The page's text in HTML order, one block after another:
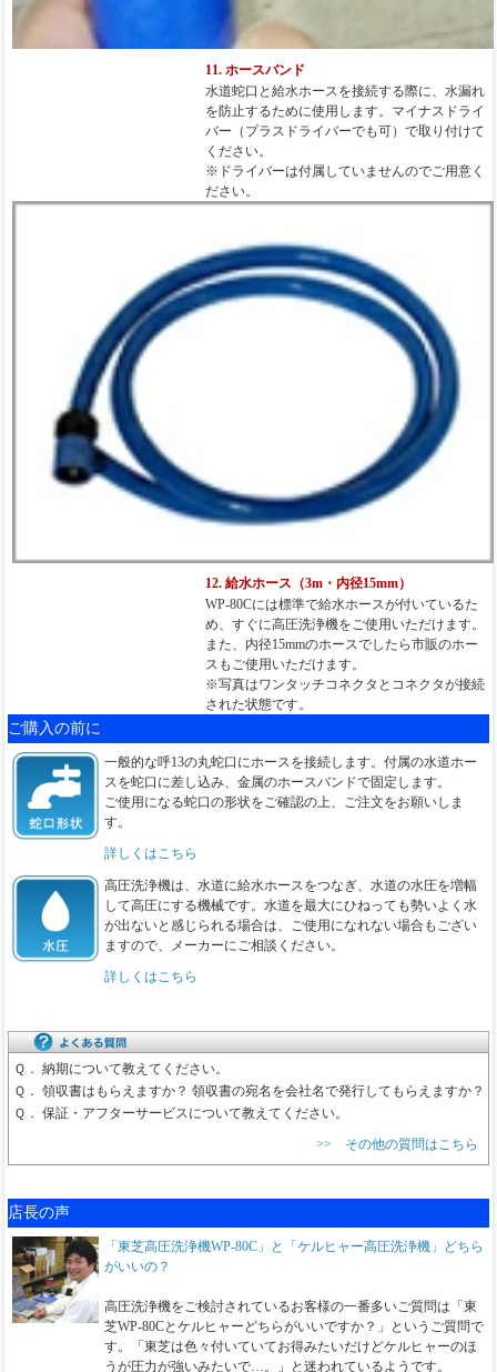
11. ホースバンド
水道蛇口と給水ホースを接続する際に、水漏れ
を防止するために使用します。マイナスドライ
バー（プラスドライバーでも可）で取り付けて
ください。
※ドライバーは付属していませんのでご用意く
ださい。
12. 給水ホース（3m・内径15mm）
WP-80Cには標準で給水ホースが付いているた
め、すぐに高圧洗浄機をご使用いただけます。
また、内径15mmのホースでしたら市販のホー
スもご使用いただけます。
※写真はワンタッチコネクタとコネクタが接続
された状態です。
ご購入の前に
一般的な呼13の丸蛇口にホースを接続します。付属の水道ホー
スを蛇口に差し込み、金属のホースバンドで固定します。
ご使用になる蛇口の形状をご確認の上、ご注文をお願いしま
す。
詳しくはこちら
高圧洗浄機は、水道に給水ホースをつなぎ、水道の水圧を増幅
して高圧にする機械です。水道を最大にひねっても勢いよく水
が出ないと感じられる場合は、ご使用になれない場合もござい
ますので、メーカーにご相談ください。
詳しくはこちら
Ｑ． 納期について教えてください。
Ｑ． 領収書はもらえますか？ 領収書の宛名を会社名で発行してもらえますか？
Ｑ． 保証・アフターサービスについて教えてください。
>> その他の質問はこちら
店長の声
「東芝高圧洗浄機WP-80C」と「ケルヒャー高圧洗浄機」どちら
がいいの？
高圧洗浄機をご検討されているお客様の一番多いご質問は「東
芝WP-80Cとケルヒャーどちらがいいですか？」というご質問で
す。「東芝は色々付いていてお得みたいだけどケルヒャーのほ
うが圧力が強いみたいで…。」と迷われているようです。